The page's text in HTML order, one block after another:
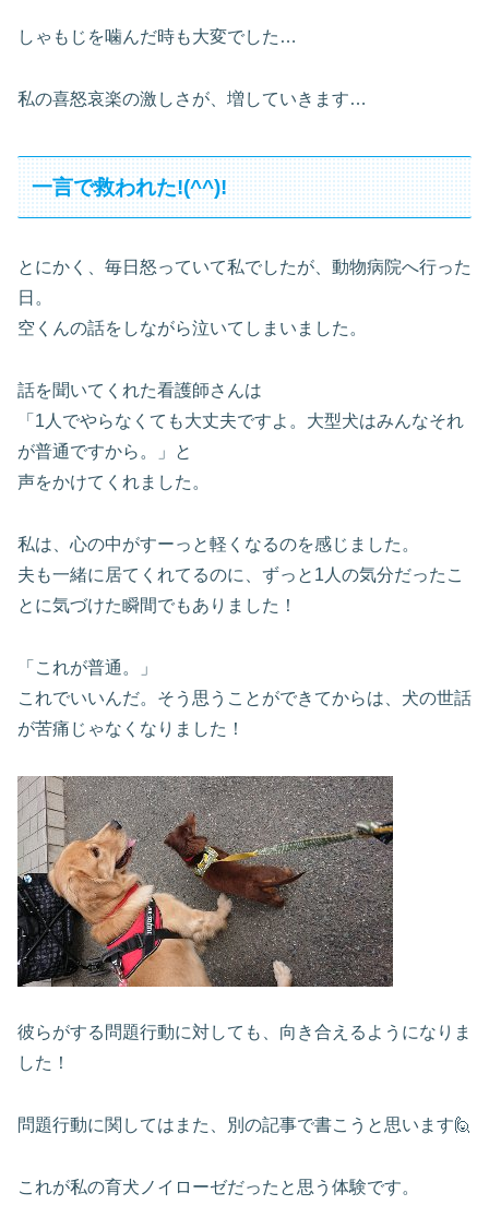
しゃもじを噛んだ時も大変でした…
私の喜怒哀楽の激しさが、増していきます…
一言で救われた!(^^)!
とにかく、毎日怒っていて私でしたが、動物病院へ行った
日。
空くんの話をしながら泣いてしまいました。
話を聞いてくれた看護師さんは
「1人でやらなくても大丈夫ですよ。大型犬はみんなそれ
が普通ですから。」と
声をかけてくれました。
私は、心の中がすーっと軽くなるのを感じました。
夫も一緒に居てくれてるのに、ずっと1人の気分だったこ
とに気づけた瞬間でもありました！
「これが普通。」
これでいいんだ。そう思うことができてからは、犬の世話
が苦痛じゃなくなりました！
彼らがする問題行動に対しても、向き合えるようになりま
した！
問題行動に関してはまた、別の記事で書こうと思います🙋
これが私の育犬ノイローゼだったと思う体験です。